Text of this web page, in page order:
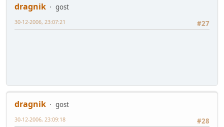
dragnik
gost
#27
30-12-2006, 23:07:21
dragnik
gost
#28
30-12-2006, 23:09:18